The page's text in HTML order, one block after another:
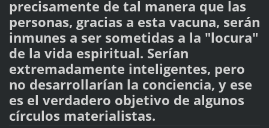
precisamente de tal manera que las
personas, gracias a esta vacuna, serán
inmunes a ser sometidas a la "locura"
de la vida espiritual. Serían
extremadamente inteligentes, pero
no desarrollarían la conciencia, y ese
es el verdadero objetivo de algunos
círculos materialistas.